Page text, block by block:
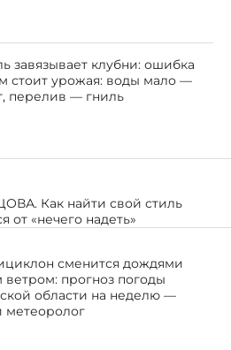
завязывает клубни: ошибка
стоит урожая: воды мало —
перелив — гниль
Как найти свой стиль
от «нечего надеть»
сменится дождями
прогноз погоды
области на неделю —
метеоролог